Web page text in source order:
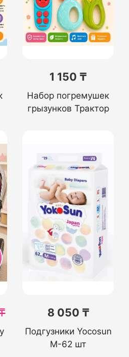
1 150 ₸
Набор погремушек
грызунков Трактор
8 050 ₸
Подгузники Yocosun
М-62 шт